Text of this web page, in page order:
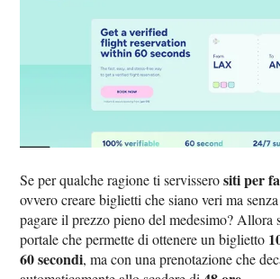
Se per qualche ragione ti servisserositi per
ovvero creare biglietti che siano veri ma
pagare il prezzo pieno del medesimo? Allora
portale che permette di ottenere un biglietto
60 secondi, ma con una prenotazione che